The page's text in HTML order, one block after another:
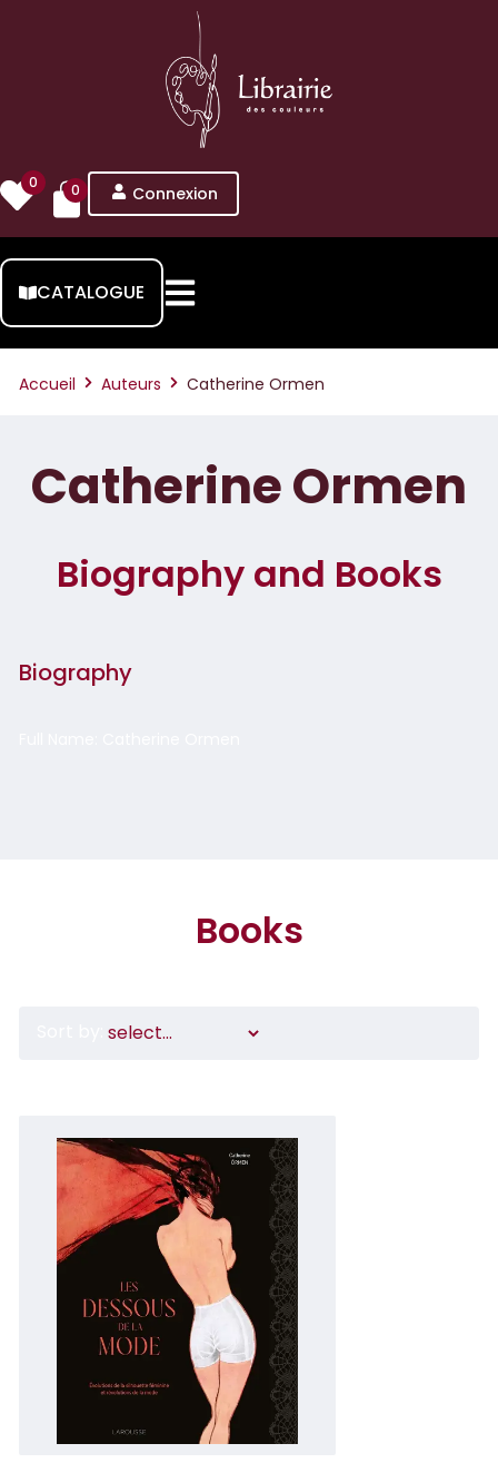
0 0 Connexion
CATALOGUE
Accueil Auteurs Catherine Ormen
Catherine Ormen
Biography and Books
Biography
Books